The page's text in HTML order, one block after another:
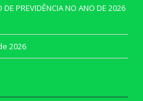
PREVIDÊNCIA NO ANO DE 2026
2026